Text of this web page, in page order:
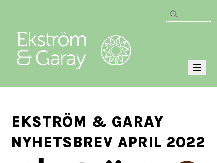
EKSTRÖM & GARAY
NYHETSBREV APRIL 2022